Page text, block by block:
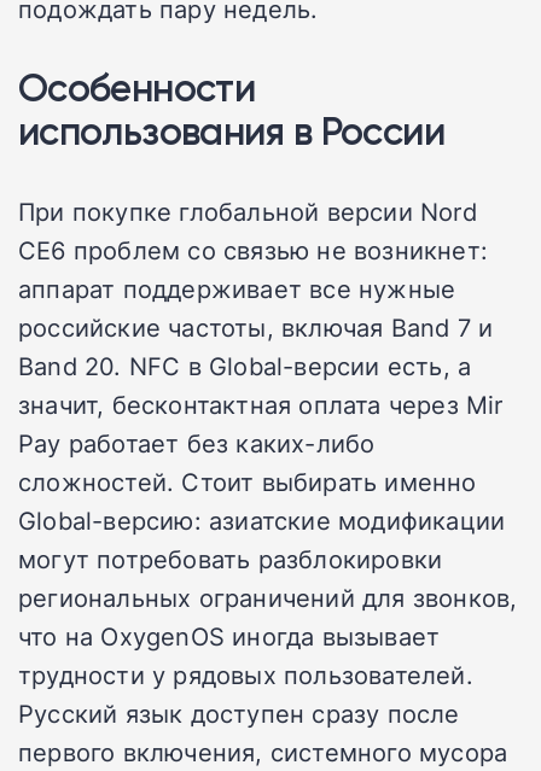
подождать пару недель.
Особенности
использования в России
При покупке глобальной версии Nord
CE6 проблем со связью не возникнет:
аппарат поддерживает все нужные
российские частоты, включая Band 7 и
Band 20. NFC в Global-версии есть, а
значит, бесконтактная оплата через Mir
Pay работает без каких-либо
сложностей. Стоит выбирать именно
Global-версию: азиатские модификации
могут потребовать разблокировки
региональных ограничений для звонков,
что на OxygenOS иногда вызывает
трудности у рядовых пользователей.
Русский язык доступен сразу после
первого включения, системного мусора